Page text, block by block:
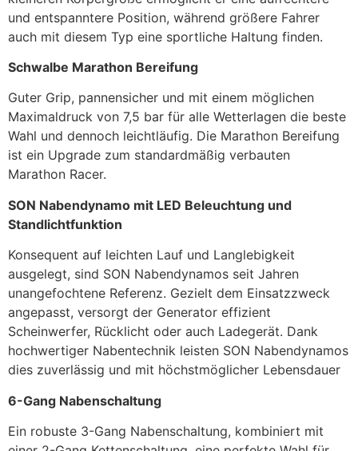
und entspanntere Position, während größere Fahrer
auch mit diesem Typ eine sportliche Haltung finden.
Schwalbe Marathon Bereifung
Guter Grip, pannensicher und mit einem möglichen
Maximaldruck von 7,5 bar für alle Wetterlagen die beste
Wahl und dennoch leichtläufig. Die Marathon Bereifung
ist ein Upgrade zum standardmäßig verbauten
Marathon Racer.
SON Nabendynamo mit LED Beleuchtung und
Standlichtfunktion
Konsequent auf leichten Lauf und Langlebigkeit
ausgelegt, sind SON Nabendynamos seit Jahren
unangefochtene Referenz. Gezielt dem Einsatzzweck
angepasst, versorgt der Generator effizient
Scheinwerfer, Rücklicht oder auch Ladegerät. Dank
hochwertiger Nabentechnik leisten SON Nabendynamos
dies zuverlässig und mit höchstmöglicher Lebensdauer
6-Gang Nabenschaltung
Ein robuste 3-Gang Nabenschaltung, kombiniert mit